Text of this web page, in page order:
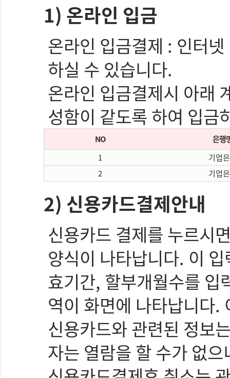
1) 온라인 입금
온라인 입금결제 : 인터
하실 수 있습니다.
온라인 입금결제시 아래
성함이 같도록 하여 입금
NO
은행
1
기업
2
기업
2) 신용카드결제안내
신용카드 결제를 누르시
양식이 나타납니다. 이
효기간, 할부개월수를 입
역이 화면에 나타납니다.
신용카드와 관련된 정보
자는 열람을 할 수가 없